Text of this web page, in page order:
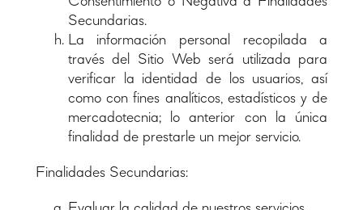
Secundarias.
La información personal recopilada a
través del Sitio Web será utilizada para
verificar la identidad de los usuarios, así
como con fines analíticos, estadísticos y de
mercadotecnia; lo anterior con la única
finalidad de prestarle un mejor servicio.
Finalidades Secundarias: